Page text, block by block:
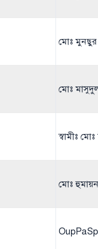
মোঃ
মোঃ
স্বামীঃ
মোঃ